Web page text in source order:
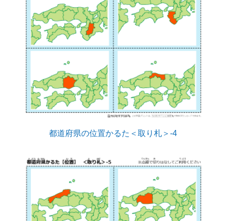
都道府県の位置かるた＜取り札＞-4